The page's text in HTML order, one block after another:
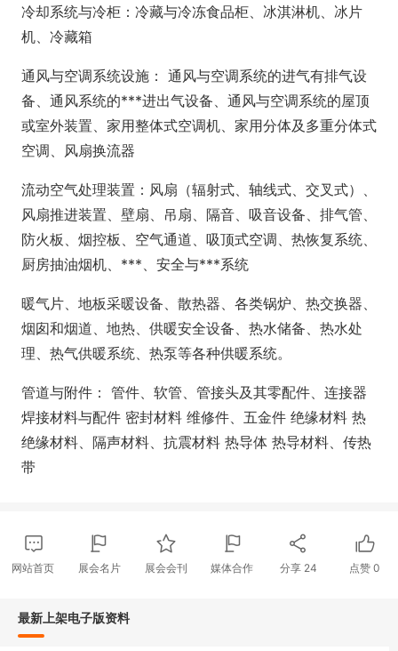
冷却系统与冷柜：冷藏与冷冻食品柜、冰淇淋机、冰片
机、冷藏箱
通风与空调系统设施： 通风与空调系统的进气有排气设
备、通风系统的***进出气设备、通风与空调系统的屋顶
或室外装置、家用整体式空调机、家用分体及多重分体式
空调、风扇换流器
流动空气处理装置：风扇（辐射式、轴线式、交叉式）、
风扇推进装置、壁扇、吊扇、隔音、吸音设备、排气管、
防火板、烟控板、空气通道、吸顶式空调、热恢复系统、
厨房抽油烟机、***、安全与***系统
暖气片、地板采暖设备、散热器、各类锅炉、热交换器、
烟囱和烟道、地热、供暖安全设备、热水储备、热水处
理、热气供暖系统、热泵等各种供暖系统。
管道与附件： 管件、软管、管接头及其零配件、连接器
焊接材料与配件 密封材料 维修件、五金件 绝缘材料 热
绝缘材料、隔声材料、抗震材料 热导体 热导材料、传热
带
网站首页 展会名片 展会会刊 媒体合作 分享 24 点赞0
最新上架电子版资料